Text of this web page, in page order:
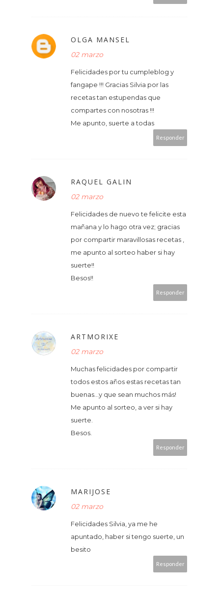
OLGA MANSEL
02 marzo
Felicidades por tu cumpleblog y
fangape !!! Gracias Silvia por las
recetas tan estupendas que
compartes con nosotras !!!
Me apunto, suerte a todas
Responder
RAQUEL GALIN
02 marzo
Felicidades de nuevo te felicite esta
mañana y lo hago otra vez; gracias
por compartir maravillosas recetas ,
me apunto al sorteo haber si hay
suerte!!
Besos!!
Responder
ARTMORIXE
02 marzo
Muchas felicidades por compartir
todos estos años estas recetas tan
buenas...y que sean muchos más!
Me apunto al sorteo, a ver si hay
suerte.
Besos.
Responder
MARIJOSE
02 marzo
Felicidades Silvia, ya me he
apuntado, haber si tengo suerte, un
besito
Responder